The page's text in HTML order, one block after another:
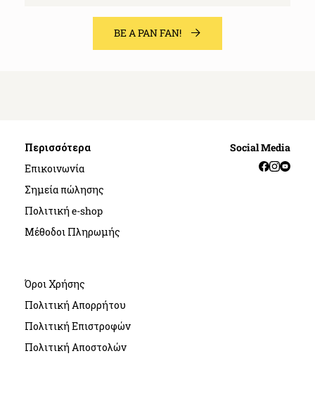
BE A PAN FAN!
Περισσότερα
Επικοινωνία
Σημεία πώλησης
Πολιτική e-shop
Μέθοδοι Πληρωμής
Όροι Χρήσης
Πολιτική Απορρήτου
Πολιτική Επιστροφών
Πολιτική Αποστολών
Social Media
Facebook